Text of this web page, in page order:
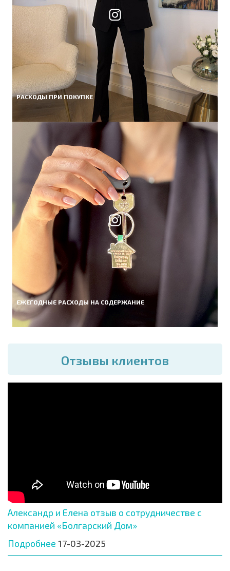
РАСХОДЫ ПРИ ПОКУПКЕ
ЕЖЕГОДНЫЕ РАСХОДЫ НА СОДЕРЖАНИЕ
Отзывы клиентов
Александр и Елена отзыв о сотрудничестве с
компанией «Болгарский Дом»
Подробнее 17-03-2025